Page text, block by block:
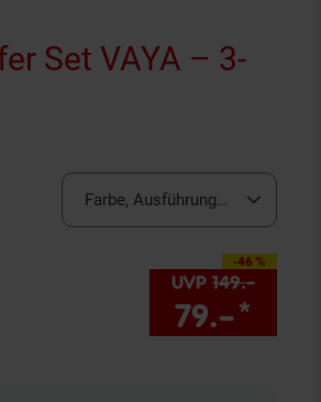
Set VAYA – 3-
Farbe, Ausführung:Schwarz 3-
-46 %
Sie Sparen 46 Prozent,
UVP 149.–
79.–*